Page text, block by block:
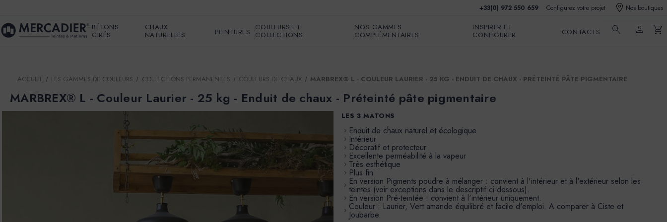
+33(0) 972 550 659 Configurez votre projet Nos boutiques
BÉTONS
CIRÉS
CHAUX
NATURELLES
PEINTURES
COULEURS ET
COLLECTIONS
NOS GAMMES
COMPLÉMENTAIRES
INSPIRER ET
CONFIGURER
CONTACTS search person shopping_cart
ACCUEIL LES GAMMES DE COULEURS COLLECTIONS PERMANENTES COULEURS DE CHAUX MARBREX® L - COULEUR LAURIER - 25 KG - ENDUIT DE CHAUX - PRÉTEINTÉ PÂTE PIGMENTAIRE
MARBREX® L - Couleur Laurier - 25 kg - Enduit de chaux - Préteinté pâte pigmentaire
LES 3 MATONS
Enduit de chaux naturel et écologique
Intérieur
Décoratif et protecteur
Excellente perméabilité à la vapeur
Très esthétique
Plus fin
En version Pigments poudre à mélanger : convient à l'intérieur et à l'extérieur selon les
teintes (voir exceptions dans le descriptif ci-dessous).
En version Pré-teintée : convient à l'intérieur uniquement.
Couleur : Laurier, Vert amande équilibré et facile d'emploi. A comparer à Ciste et
Joubarbe.